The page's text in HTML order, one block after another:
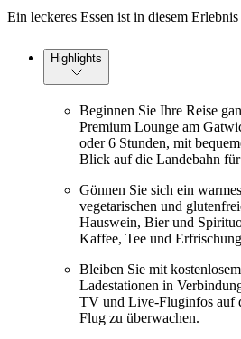
Ein leckeres Essen ist in diesem
Highlights
Beginnen Sie Ihre Reise
Premium Lounge am
oder 6 Stunden, mit
Blick auf die Landebahn
Gönnen Sie sich ein
vegetarischen und
Hauswein, Bier und
Kaffee, Tee und
Bleiben Sie mit
Ladestationen in
TV und Live-Fluginfos auf
Flug zu überwachen.